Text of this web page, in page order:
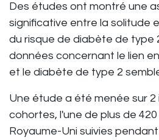
Des études ont montré une
significative entre la solitude
du risque de diabète de type
données concernant le lien
et le diabète de type 2
Une étude a été menée sur
cohortes, l'une de plus de
Royaume-Uni suivies